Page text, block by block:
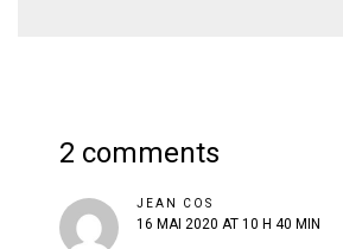
2 comments
JEAN COS
16 MAI 2020 AT 10 H 40 MIN